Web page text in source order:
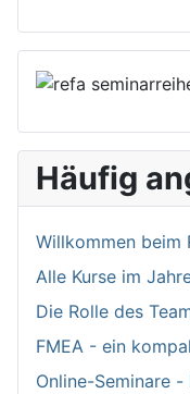
Häufig
Willkommen bei­m
Alle Kurse im
Die Rolle des
FMEA - ein
Online-Seminare